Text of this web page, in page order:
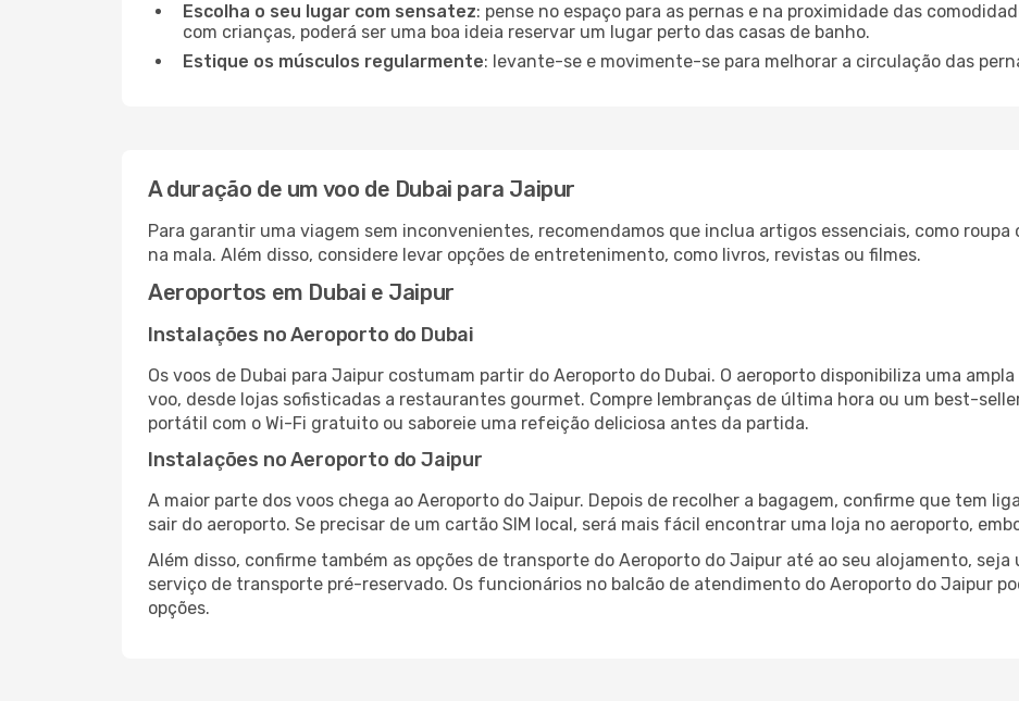
Escolha o seu lugar com sensatez: pense no espaço para as pernas e na proximidade das
com crianças, poderá ser uma boa ideia reservar um lugar perto das casas de banho.
Estique os músculos regularmente: levante-se e movimente-se para melhorar a circulação das
A duração de um voo de Dubai para Jaipur
Para garantir uma viagem sem inconvenientes, recomendamos que inclua artigos essenciais, como
na mala. Além disso, considere levar opções de entretenimento, como livros, revistas ou filmes.
Aeroportos em Dubai e Jaipur
Instalações no Aeroporto do Dubai
Os voos de Dubai para Jaipur costumam partir do Aeroporto do Dubai. O aeroporto disponibiliza uma
voo, desde lojas sofisticadas a restaurantes gourmet. Compre lembranças de última hora ou um best-
portátil com o Wi-Fi gratuito ou saboreie uma refeição deliciosa antes da partida.
Instalações no Aeroporto do Jaipur
A maior parte dos voos chega ao Aeroporto do Jaipur. Depois de recolher a bagagem, confirme que tem
sair do aeroporto. Se precisar de um cartão SIM local, será mais fácil encontrar uma loja no aeroporto,
Além disso, confirme também as opções de transporte do Aeroporto do Jaipur até ao seu alojamento,
serviço de transporte pré-reservado. Os funcionários no balcão de atendimento do Aeroporto do Jaipur
opções.